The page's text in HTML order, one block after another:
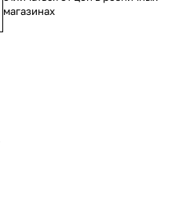
магазинах